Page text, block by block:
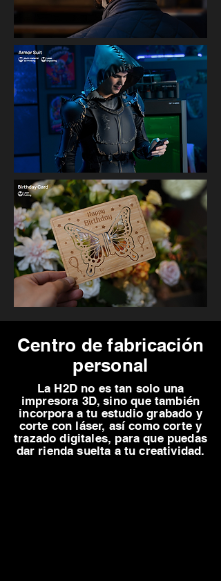
Centro de fabricación
personal
La H2D no es tan solo una
impresora 3D, sino que también
incorpora a tu estudio grabado y
corte con láser, así como corte y
trazado digitales, para que puedas
dar rienda suelta a tu creatividad.